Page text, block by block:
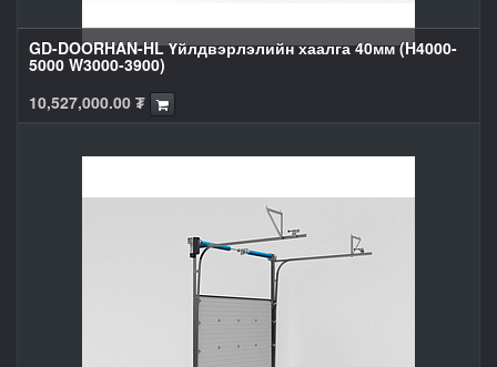
GD-DOORHAN-HL Үйлдвэрлэлийн хаалга 40мм (H4000-
5000 W3000-3900)
10,527,000.00 ₮